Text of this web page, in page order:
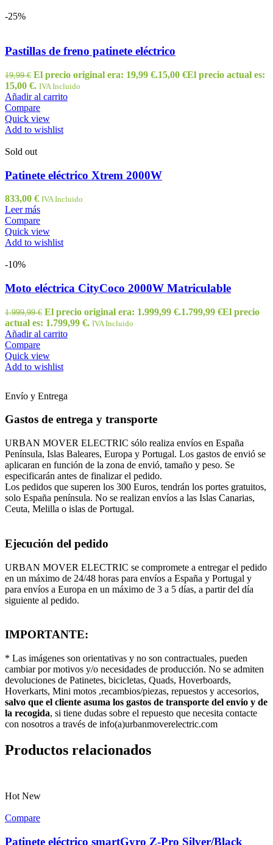
-25%
Pastillas de freno patinete eléctrico
19,99€ El precio original era: 19,99 €.15,00 €El precio actual es:
15,00 €. IVA Incluido
Añadir al carrito
Compare
Quick view
Add to wishlist
Sold out
Patinete eléctrico Xtrem 2000W
833,00 € IVA Incluido
Leer más
Compare
Quick view
Add to wishlist
-10%
Moto eléctrica CityCoco 2000W Matriculable
1.999,99€ El precio original era: 1.999,99 €.1.799,99 €El precio
actual es: 1.799,99 €. IVA Incluido
Añadir al carrito
Compare
Quick view
Add to wishlist
Envío y Entrega
Gastos de entrega y transporte
URBAN MOVER ELECTRIC sólo realiza envíos en España
Península, Islas Baleares, Europa y Portugal. Los gastos de envió se
aplicaran en función de la zona de envió, tamaño y peso. Se
especificarán antes de finalizar el pedido.
Los pedidos que superen los 300 Euros, tendrán los portes gratuitos,
solo España península. No se realizan envíos a las Islas Canarias,
Ceuta, Melilla o islas de Portugal.
Ejecución del pedido
URBAN MOVER ELECTRIC se compromete a entregar el pedido
en un máximo de 24/48 horas para envíos a España y Portugal y
para envíos a Europa en un máximo de 3 a 5 días, a partir del día
siguiente al pedido.
IMPORTANTE:
* Las imágenes son orientativas y no son contractuales, pueden
cambiar por motivos y/o necesidades de producción. No se admiten
devoluciones de Patinetes, bicicletas, Quads, Hoverboards,
Hoverkarts, Mini motos ,recambios/piezas, repuestos y accesorios,
salvo que el cliente asuma los gastos de transporte del envio y de
la recogida, si tiene dudas sobre el repuesto que necesita contacte
con nosotros a través de info(a)urbanmoverelectric.com
Productos relacionados
Hot New
Compare
Patinete eléctrico smartGyro Z-Pro Silver/Black